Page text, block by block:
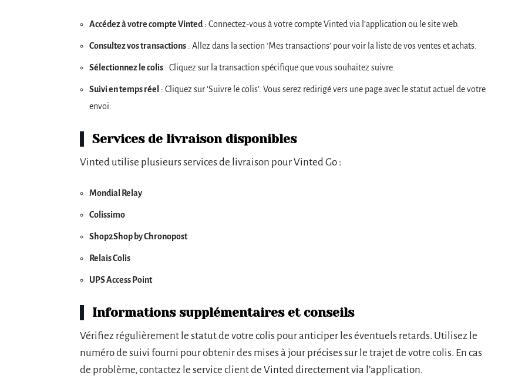
Accédez à votre compte Vinted : Connectez-vous à votre compte Vinted via l’application ou le site web.
Consultez vos transactions : Allez dans la section ‘Mes transactions’ pour voir la liste de vos ventes et achats.
Sélectionnez le colis : Cliquez sur la transaction spécifique que vous souhaitez suivre.
Suivi en temps réel : Cliquez sur ‘Suivre le colis’. Vous serez redirigé vers une page avec le statut actuel de votre
envoi.
Services de livraison disponibles
Vinted utilise plusieurs services de livraison pour Vinted Go :
Mondial Relay
Colissimo
Shop2Shop by Chronopost
Relais Colis
UPS Access Point
Informations supplémentaires et conseils
Vérifiez régulièrement le statut de votre colis pour anticiper les éventuels retards. Utilisez le
numéro de suivi fourni pour obtenir des mises à jour précises sur le trajet de votre colis. En cas
de problème, contactez le service client de Vinted directement via l’application.